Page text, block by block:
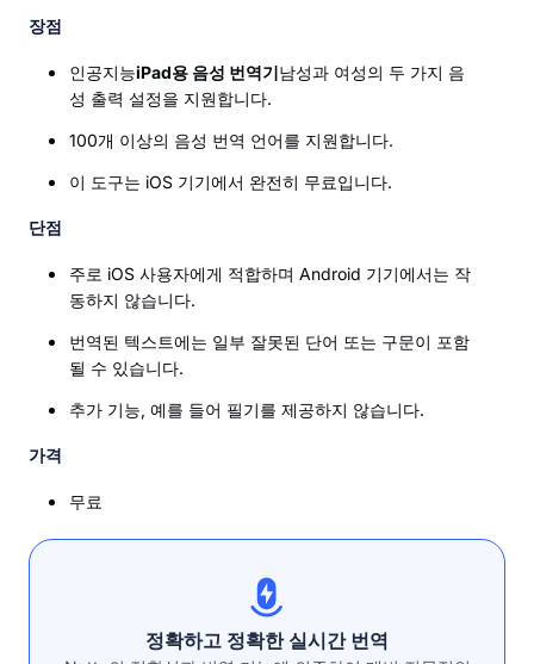
장점
인공지능iPad용 음성 번역기남성과 여성의 두 가지 음
성 출력 설정을 지원합니다.
100개 이상의 음성 번역 언어를 지원합니다.
이 도구는 iOS 기기에서 완전히 무료입니다.
단점
주로 iOS 사용자에게 적합하며 Android 기기에서는 작
동하지 않습니다.
번역된 텍스트에는 일부 잘못된 단어 또는 구문이 포함
될 수 있습니다.
추가 기능, 예를 들어 필기를 제공하지 않습니다.
가격
무료
정확하고 정확한 실시간 번역